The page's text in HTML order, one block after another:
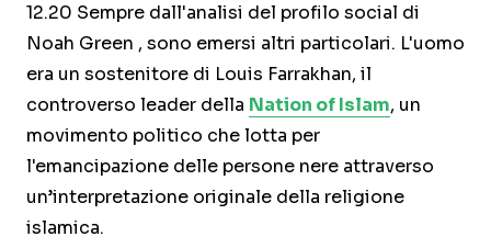
12.20 Sempre dall'analisi del profilo social di
Noah Green , sono emersi altri particolari. L'uomo
era un sostenitore di Louis Farrakhan, il
controverso leader della Nation of Islam, un
movimento politico che lotta per
l'emancipazione delle persone nere attraverso
un’interpretazione originale della religione
islamica.